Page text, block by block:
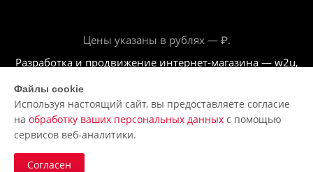
Цены указаны в рублях — ₽.
Разработка и продвижение интернет-магазина — w2u,
© ООО «Полар центр», 2026
Пользовательское соглашение
Политика обработки персональных данных
Файлы cookie
Используя настоящий сайт, вы предоставляете согласие
на обработку ваших персональных данных с помощью
сервисов веб-аналитики.
Согласен